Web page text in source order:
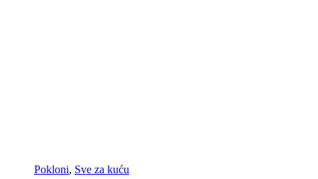
Pokloni, Sve za kuću